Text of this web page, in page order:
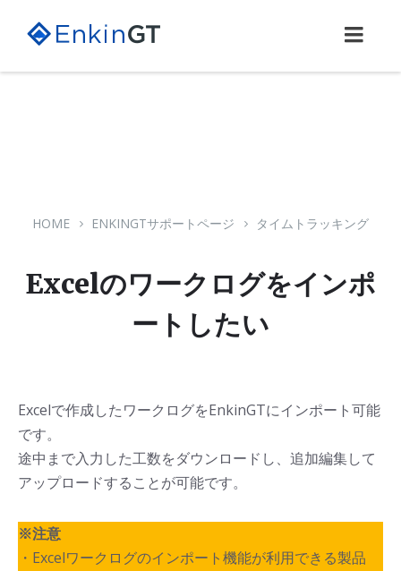
content
main
footer
HOME ENKINGTサポートページ タイムトラッキング
Excelのワークログをインポ
ートしたい
Excelで作成したワークログをEnkinGTにインポート可能
です。
途中まで入力した工数をダウンロードし、追加編集して
アップロードすることが可能です。
※注意
・Excelワークログのインポート機能が利用できる製品